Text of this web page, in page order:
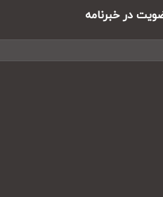
در خبرنامه